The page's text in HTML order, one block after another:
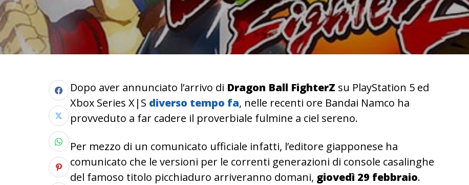
Dopo aver annunciato l’arrivo di Dragon Ball FighterZ su PlayStation 5 ed
Xbox Series X|S diverso tempo fa, nelle recenti ore Bandai Namco ha
provveduto a far cadere il proverbiale fulmine a ciel sereno.
Per mezzo di un comunicato ufficiale infatti, l’editore giapponese ha
comunicato che le versioni per le correnti generazioni di console casalinghe
del famoso titolo picchiaduro arriveranno domani, giovedì 29 febbraio.